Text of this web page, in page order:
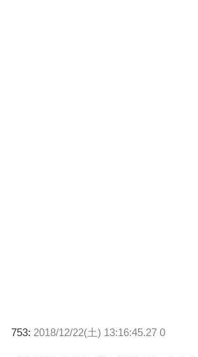
753: 2018/12/22(土) 13:16:45.27 0